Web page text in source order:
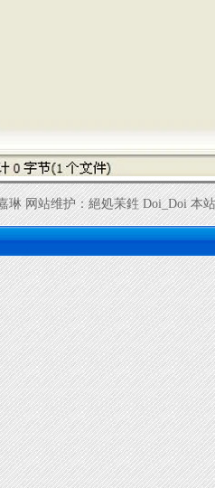
网站维护：絕処苿鉎 Doi_Doi 本站